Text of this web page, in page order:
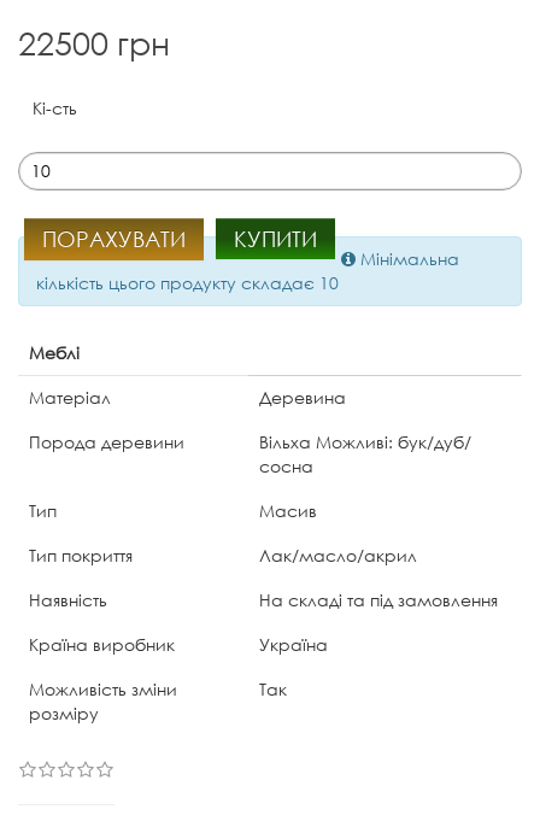
22500 грн
Кі-сть
ПОРАХУВАТИ КУПИТИ
Мінімальна
кількість цього продукту складає 10
Меблі
Матеріал
Деревина
Порода деревини
Вільха Можливі: бук/дуб/
сосна
Тип
Масив
Тип покриття
Лак/масло/акрил
Наявність
На складі та під замовлення
Країна виробник
Україна
Можливість зміни
розміру
Так